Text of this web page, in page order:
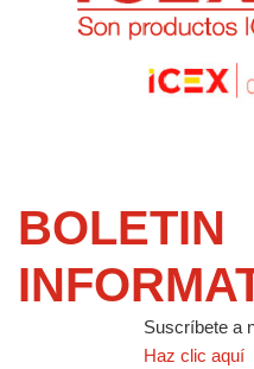
BOLETIN
Suscríbete a
Haz clic aquí